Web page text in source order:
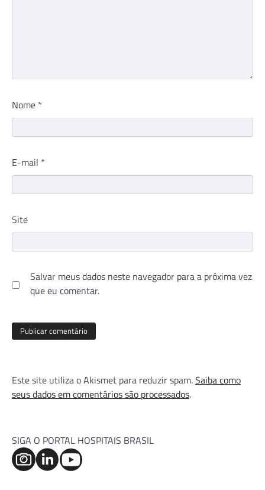
Nome *
E-mail *
Site
Salvar meus dados neste navegador para a próxima vez
que eu comentar.
Este site utiliza o Akismet para reduzir spam.Saiba como
seus dados em comentários são processados.
SIGA O PORTAL HOSPITAIS BRASIL